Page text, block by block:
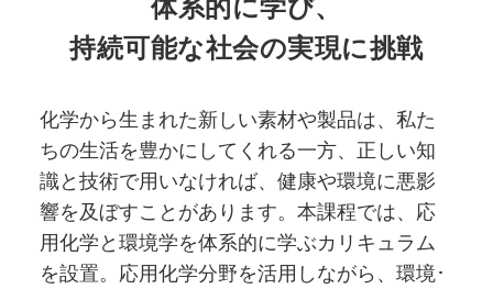
体系的に学び、
持続可能な社会の実現に挑戦
化学から生まれた新しい素材や製品は、私た
ちの生活を豊かにしてくれる一方、正しい知
識と技術で用いなければ、健康や環境に悪影
響を及ぼすことがあります。本課程では、応
用化学と環境学を体系的に学ぶカリキュラム
を設置。応用化学分野を活用しながら、環境･